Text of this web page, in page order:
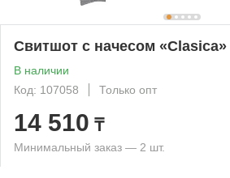
Свитшот с начесом «Clasica»
В наличии
Код: 107058
Только опт
14 510 ₸
Минимальный заказ — 2 шт.